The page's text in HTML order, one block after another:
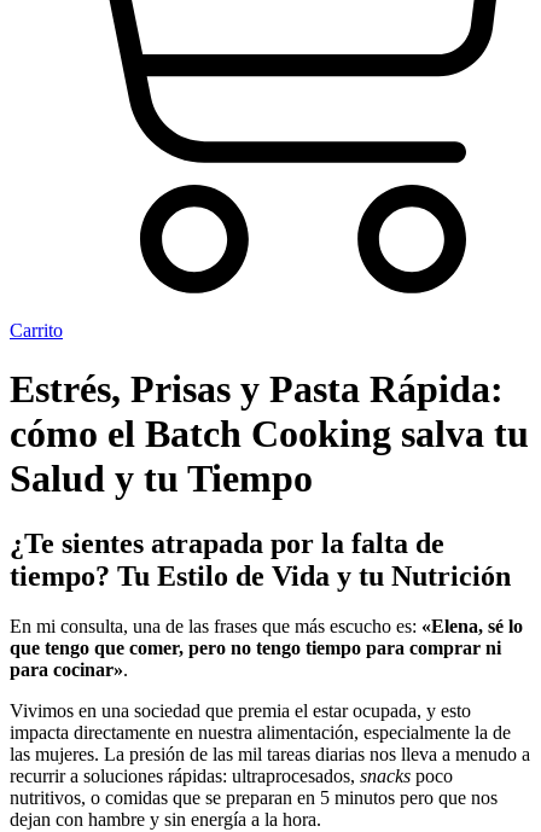
Carrito
Estrés, Prisas y Pasta Rápida:
cómo el Batch Cooking salva tu
Salud y tu Tiempo
¿Te sientes atrapada por la falta de
tiempo? Tu Estilo de Vida y tu Nutrición
En mi consulta, una de las frases que más escucho es: «Elena, sé lo
que tengo que comer, pero no tengo tiempo para comprar ni
para cocinar».
Vivimos en una sociedad que premia el estar ocupada, y esto
impacta directamente en nuestra alimentación, especialmente la de
las mujeres. La presión de las mil tareas diarias nos lleva a menudo a
recurrir a soluciones rápidas: ultraprocesados, snacks poco
nutritivos, o comidas que se preparan en 5 minutos pero que nos
dejan con hambre y sin energía a la hora.